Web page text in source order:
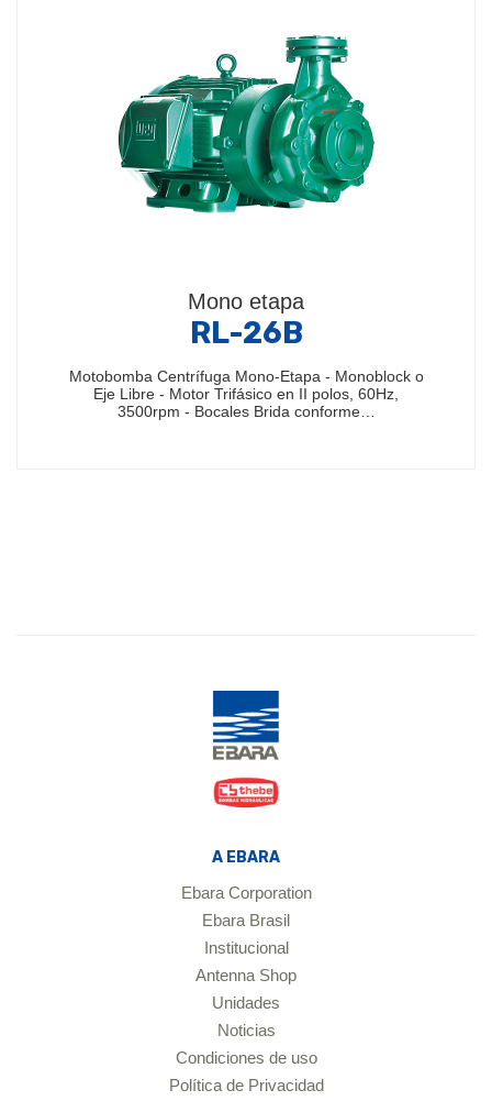
Mono etapa
RL-26B
Motobomba Centrífuga Mono-Etapa - Monoblock o
Eje Libre - Motor Trifásico en II polos, 60Hz,
3500rpm - Bocales Brida conforme…
A EBARA
Ebara Corporation
Ebara Brasil
Institucional
Antenna Shop
Unidades
Noticias
Condiciones de uso
Política de Privacidad